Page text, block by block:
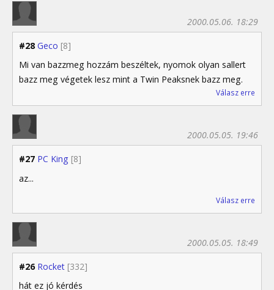
#28 Geco [8]
2000.05.06. 18:29
Mi van bazzmeg hozzám beszéltek, nyomok olyan sallert
bazz meg végetek lesz mint a Twin Peaksnek bazz meg.
Válasz erre
#27 PC King [8]
2000.05.05. 19:46
az...
Válasz erre
#26 Rocket [332]
2000.05.05. 18:49
hát ez jó kérdés